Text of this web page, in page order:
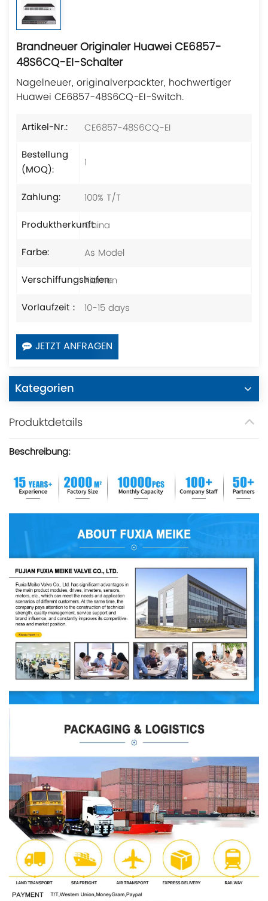
Brandneuer Originaler Huawei CE6857-
48S6CQ-EI-Schalter
Nagelneuer, originalverpackter, hochwertiger
Huawei CE6857-48S6CQ-EI-Switch.
Artikel-Nr.:
CE6857-48S6CQ-EI
Bestellung
(MOQ):
1
Zahlung:
100% T/T
Produktherkunft:China
Farbe:
As Model
Verschiffungshafen:
Xiamen
Vorlaufzeit：
10-15 days
JETZT ANFRAGEN
Kategorien
Produktdetails
Beschreibung: